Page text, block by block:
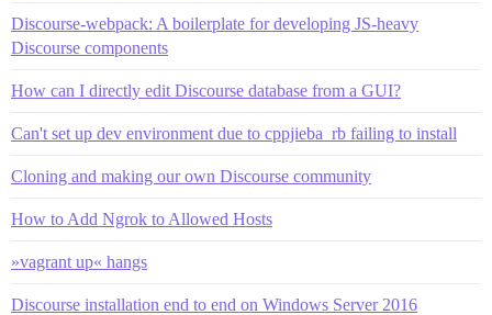
Discourse-webpack: A boilerplate for developing JS-heavy
Discourse components
How can I directly edit Discourse database from a GUI?
Can't set up dev environment due to cppjieba_rb failing to install
Cloning and making our own Discourse community
How to Add Ngrok to Allowed Hosts
»vagrant up« hangs
Discourse installation end to end on Windows Server 2016